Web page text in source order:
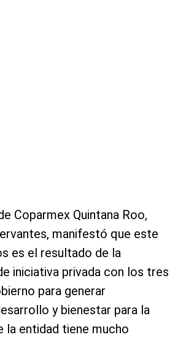
Coparmex Quintana Roo,
manifestó que este
es el resultado de la
iniciativa privada con los tres
para generar
y bienestar para la
la entidad tiene mucho